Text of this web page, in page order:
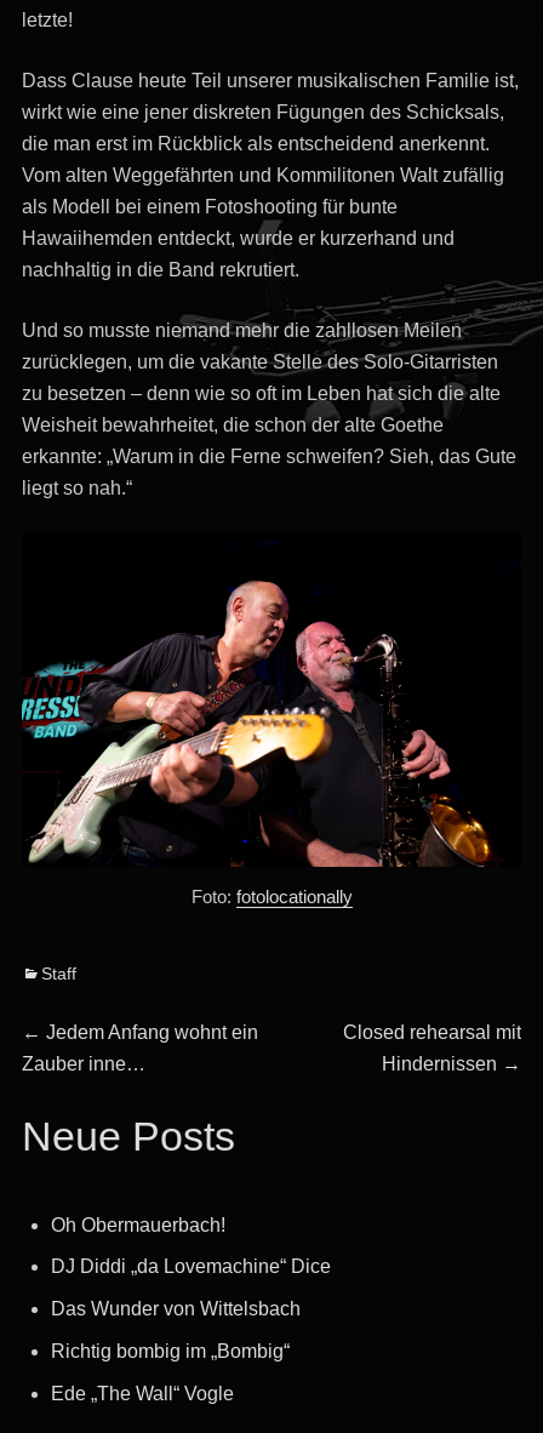
letzte!
Dass Clause heute Teil unserer musikalischen Familie ist,
wirkt wie eine jener diskreten Fügungen des Schicksals,
die man erst im Rückblick als entscheidend anerkennt.
Vom alten Weggefährten und Kommilitonen Walt zufällig
als Modell bei einem Fotoshooting für bunte
Hawaiihemden entdeckt, wurde er kurzerhand und
nachhaltig in die Band rekrutiert.
Und so musste niemand mehr die zahllosen Meilen
zurücklegen, um die vakante Stelle des Solo-Gitarristen
zu besetzen – denn wie so oft im Leben hat sich die alte
Weisheit bewahrheitet, die schon der alte Goethe
erkannte: „Warum in die Ferne schweifen? Sieh, das Gute
liegt so nah.“
Foto: fotolocationally
Categories
Staff
Beitragsnavigation
← Previous
post:
Jedem Anfang wohnt ein
Zauber inne…
Next
post:
Closed rehearsal mit
Hindernissen →
Neue Posts
Oh Obermauerbach!
DJ Diddi „da Lovemachine“ Dice
Das Wunder von Wittelsbach
Richtig bombig im „Bombig“
Ede „The Wall“ Vogle